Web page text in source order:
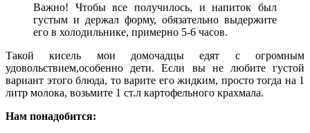
Важно! Чтобы все получилось, и напиток был
густым и держал форму, обязательно выдержите
его в холодильнике, примерно 5-6 часов.
Такой кисель мои домочадцы едят с огромным
удовольствием,особенно дети. Если вы не любите густой
вариант этого блюда, то варите его жидким, просто тогда на 1
литр молока, возьмите 1 ст.л картофельного крахмала.
Нам понадобится: